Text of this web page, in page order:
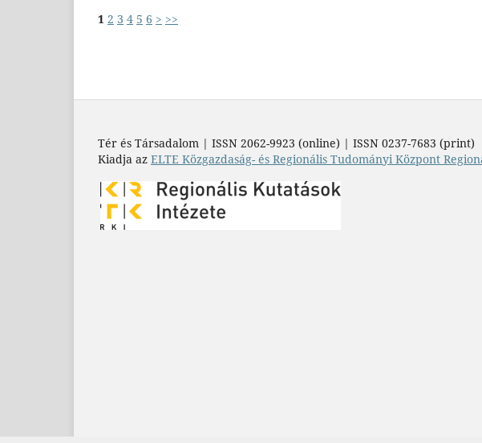
1 2 3 4 5 6 > >>
Tér és Társadalom | ISSN 2062-9923 (online) | ISSN 0237-7683 (print)
Kiadja az ELTE Közgazdaság- és Regionális Tudományi Központ